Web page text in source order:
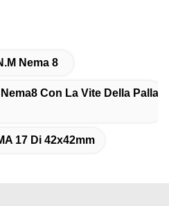
Nema 8
Con La Vite Della Palla
17 Di 42x42mm